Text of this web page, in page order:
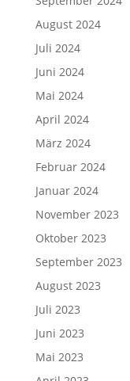
August 2024
Juli 2024
Juni 2024
Mai 2024
April 2024
März 2024
Februar 2024
Januar 2024
November 2023
Oktober 2023
September 2023
August 2023
Juli 2023
Juni 2023
Mai 2023